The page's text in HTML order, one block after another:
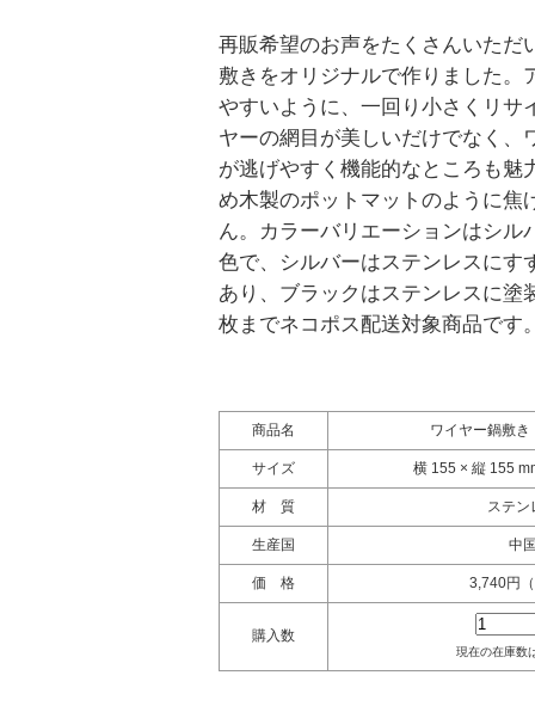
再販希望のお声をたくさんいただ
敷きをオリジナルで作りました。
やすいように、一回り小さくリサ
ヤーの網目が美しいだけでなく、
が逃げやすく機能的なところも魅
め木製のポットマットのように焦
ん。カラーバリエーションはシル
色で、シルバーはステンレスにす
あり、ブラックはステンレスに
枚までネコポス配送対象商品です
商品名 ワイヤー鍋敷
サイズ 横 155 × 縦 155
材 質 ステン
生産国 中
価 格 3,740円
購入数
現在の在庫数